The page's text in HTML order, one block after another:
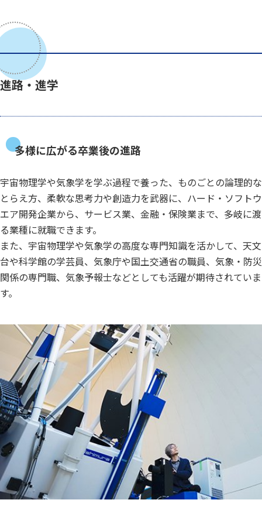
進路・進学
多様に広がる卒業後の進路
宇宙物理学や気象学を学ぶ過程で養った、ものごとの論理的な
とらえ方、柔軟な思考力や創造力を武器に、ハード・ソフトウ
エア開発企業から、サービス業、金融・保険業まで、多岐に渡
る業種に就職できます。
また、宇宙物理学や気象学の高度な専門知識を活かして、天文
台や科学館の学芸員、気象庁や国土交通省の職員、気象・防災
関係の専門職、気象予報士などとしても活躍が期待されていま
す。